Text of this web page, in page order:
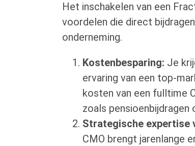
Het inschakelen van een
voordelen die direct
onderneming.
Kostenbesparing: Je
ervaring van een top-
kosten van een fulltime
zoals pensioenbijdragen
Strategische expertise
CMO brengt jarenlange